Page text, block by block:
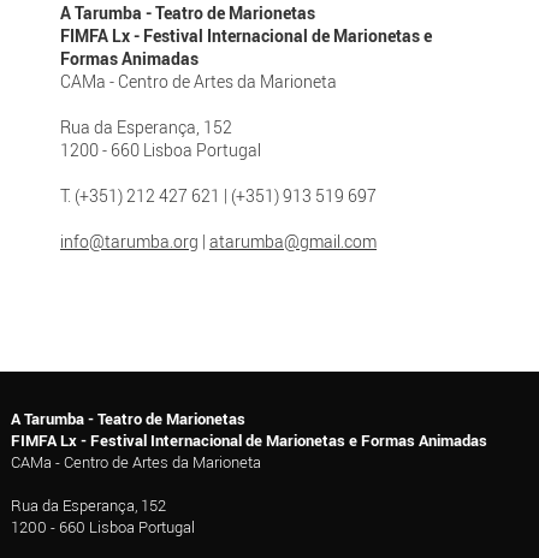
A Tarumba - Teatro de Marionetas
FIMFA Lx - Festival Internacional de Marionetas e
Formas Animadas
CAMa - Centro de Artes da Marioneta
Rua da Esperança, 152
1200 - 660 Lisboa Portugal
T. (+351) 212 427 621 | (+351) 913 519 697
info@tarumba.org | atarumba@gmail.com
A Tarumba - Teatro de Marionetas
FIMFA Lx - Festival Internacional de Marionetas e Formas Animadas
CAMa - Centro de Artes da Marioneta
Rua da Esperança, 152
1200 - 660 Lisboa Portugal